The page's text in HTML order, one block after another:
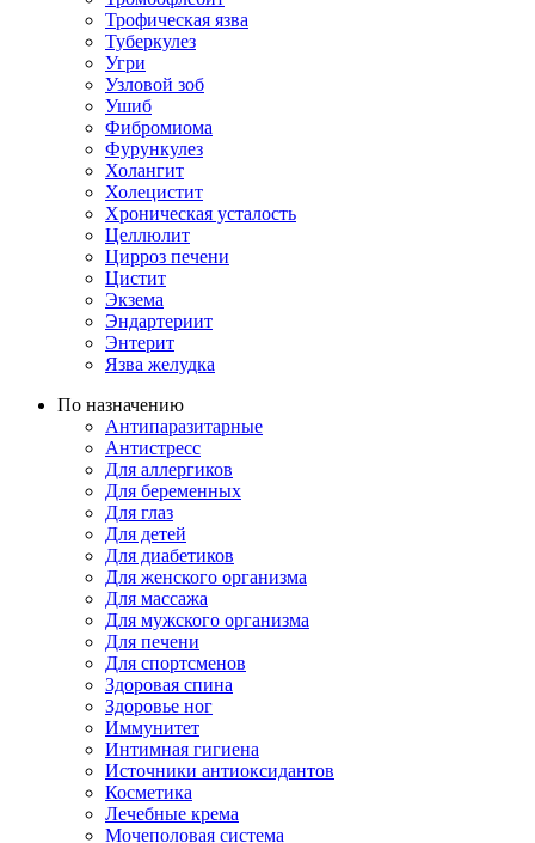
Трофическая язва
Туберкулез
Угри
Узловой зоб
Ушиб
Фибромиома
Фурункулез
Холангит
Холецистит
Хроническая усталость
Целлюлит
Цирроз печени
Цистит
Экзема
Эндартериит
Энтерит
Язва желудка
По назначению
Антипаразитарные
Антистресс
Для аллергиков
Для беременных
Для глаз
Для детей
Для диабетиков
Для женского организма
Для массажа
Для мужского организма
Для печени
Для спортсменов
Здоровая спина
Здоровье ног
Иммунитет
Интимная гигиена
Источники антиоксидантов
Косметика
Лечебные крема
Мочеполовая система